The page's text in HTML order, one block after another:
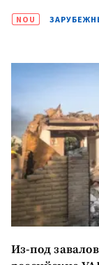
NOU
Из-под